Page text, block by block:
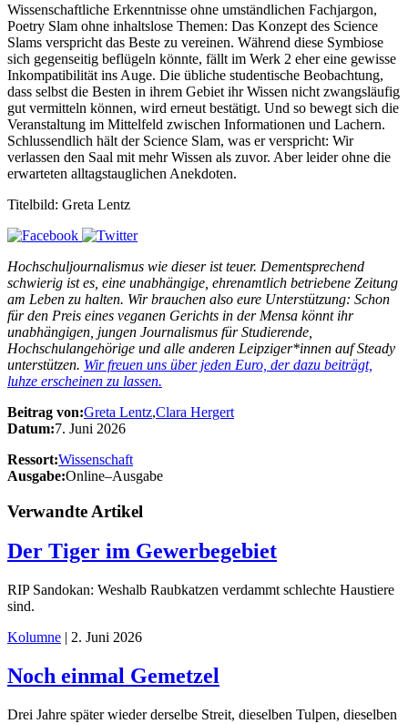
Wissenschaftliche Erkenntnisse ohne umständlichen Fachjargon,
Poetry Slam ohne inhaltslose Themen: Das Konzept des Science
Slams verspricht das Beste zu vereinen. Während diese Symbiose
sich gegenseitig beflügeln könnte, fällt im Werk 2 eher eine gewisse
Inkompatibilität ins Auge. Die übliche studentische Beobachtung,
dass selbst die Besten in ihrem Gebiet ihr Wissen nicht zwangsläufig
gut vermitteln können, wird erneut bestätigt. Und so bewegt sich die
Veranstaltung im Mittelfeld zwischen Informationen und Lachern.
Schlussendlich hält der Science Slam, was er verspricht: Wir
verlassen den Saal mit mehr Wissen als zuvor. Aber leider ohne die
erwarteten alltagstauglichen Anekdoten.
Titelbild: Greta Lentz
Hochschuljournalismus wie dieser ist teuer. Dementsprechend
schwierig ist es, eine unabhängige, ehrenamtlich betriebene Zeitung
am Leben zu halten. Wir brauchen also eure Unterstützung: Schon
für den Preis eines veganen Gerichts in der Mensa könnt ihr
unabhängigen, jungen Journalismus für Studierende,
Hochschulangehörige und alle anderen Leipziger*innen auf Steady
unterstützen. Wir freuen uns über jeden Euro, der dazu beiträgt,
luhze erscheinen zu lassen.
Beitrag von:Greta Lentz,Clara Hergert
Datum:7. Juni 2026
Ressort:Wissenschaft
Ausgabe:Online–Ausgabe
Verwandte Artikel
Der Tiger im Gewerbegebiet
RIP Sandokan: Weshalb Raubkatzen verdammt schlechte Haustiere
sind.
Kolumne | 2. Juni 2026
Noch einmal Gemetzel
Drei Jahre später wieder derselbe Streit, dieselben Tulpen, dieselben